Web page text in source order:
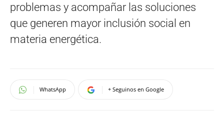
problemas y acompañar las soluciones
que generen mayor inclusión social en
materia energética.
WhatsApp + Seguinos en Google